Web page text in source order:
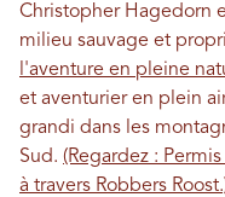
Christopher Hagedorn
milieu sauvage et
l'aventure en pleine
et aventurier en plein
grandi dans les
Sud. (Regardez :
à travers Robbers